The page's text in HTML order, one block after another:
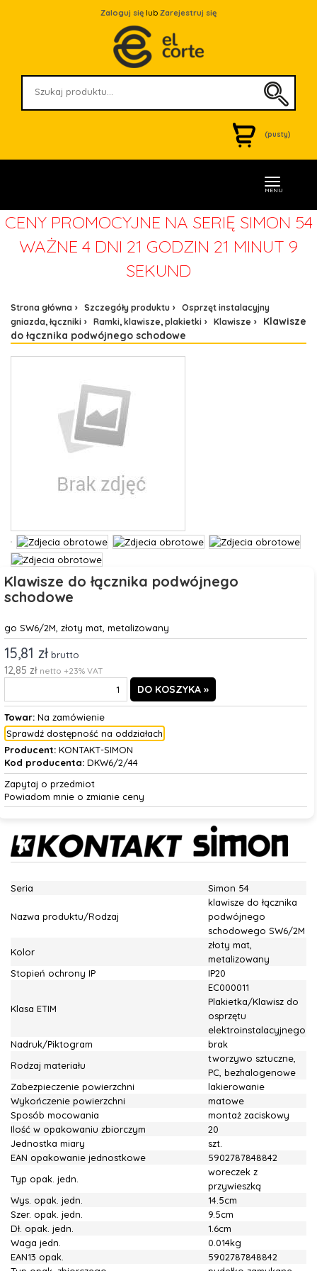
Zaloguj się lub Zarejestruj się
(pusty)
MENU
CENY PROMOCYJNE NA SERIĘ SIMON 54
WAŻNE 4 DNI 21 GODZIN 21 MINUT 9
SEKUND
Strona główna Szczegóły produktu
Osprzęt instalacyjny
gniazda, łączniki
Ramki, klawisze, plakietki Klawisze
Klawisze
do łącznika podwójnego schodowe
Klawisze do łącznika podwójnego
schodowe
go SW6/2M, złoty mat, metalizowany
15,81 zł brutto
12,85 zł netto +23% VAT
Towar:Na zamówienie
Sprawdź dostępność na oddziałach
Producent:KONTAKT-SIMON
Kod producenta:DKW6/2/44
Zapytaj o przedmiot
Powiadom mnie o zmianie ceny
Seria Simon 54
Nazwa produktu/Rodzaj
klawisze do łącznika
podwójnego
schodowego SW6/2M
Kolor
złoty mat,
metalizowany
Stopień ochrony IP
IP20
Klasa ETIM
EC000011
Plakietka/Klawisz do
osprzętu
elektroinstalacyjnego
Nadruk/Piktogram
brak
Rodzaj materiału
tworzywo sztuczne,
PC, bezhalogenowe
Zabezpieczenie powierzchni
lakierowanie
Wykończenie powierzchni
matowe
Sposób mocowania
montaż zaciskowy
Ilość w opakowaniu zbiorczym
20
Jednostka miary
szt.
EAN opakowanie jednostkowe
5902787848842
Typ opak. jedn.
woreczek z
przywieszką
Wys. opak. jedn.
14.5cm
Szer. opak. jedn.
9.5cm
Dł. opak. jedn.
1.6cm
Waga jedn.
0.014kg
EAN13 opak.
5902787848842